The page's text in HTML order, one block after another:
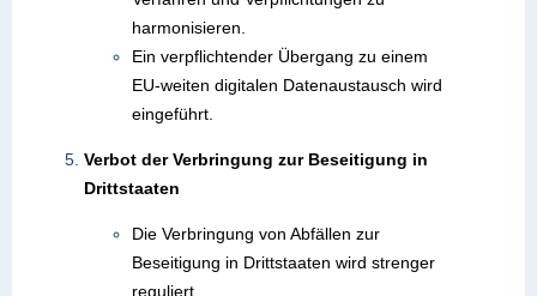
harmonisieren.
Ein verpflichtender Übergang zu einem
EU-weiten digitalen Datenaustausch wird
eingeführt.
Verbot der Verbringung zur Beseitigung in
Drittstaaten
Die Verbringung von Abfällen zur
Beseitigung in Drittstaaten wird strenger
reguliert.